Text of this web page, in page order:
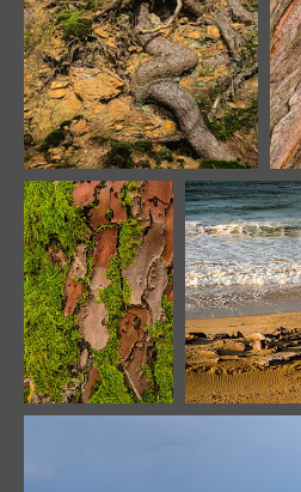
Moutons dans la
18248